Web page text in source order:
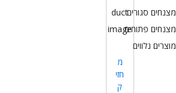
מצנחים סגורים
מצנחים פתוחים
מוצרים נלווים
מ
חזי
ק